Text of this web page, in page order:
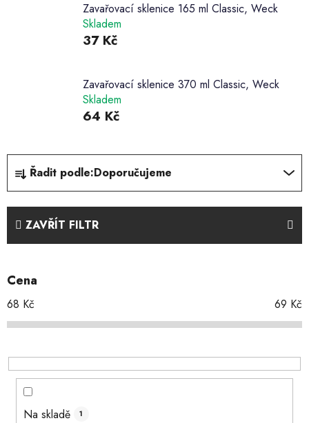
Zavařovací sklenice 165 ml Classic, Weck
Skladem
37 Kč
Zavařovací sklenice 370 ml Classic, Weck
Skladem
64 Kč
Ř
z
í
p
r
o
d
k
t
Řadit podle:Doporučujeme
ZAVŘÍT FILTR
Cena
68 Kč 69 Kč
Na skladě 1